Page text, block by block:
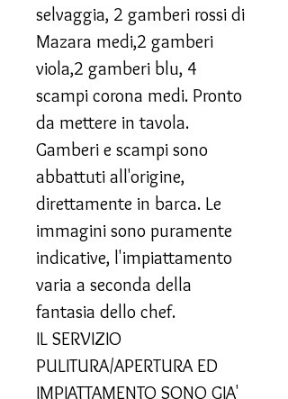
selvaggia, 2 gamberi rossi di
Mazara medi,2 gamberi
viola,2 gamberi blu, 4
scampi corona medi. Pronto
da mettere in tavola.
Gamberi e scampi sono
abbattuti all'origine,
direttamente in barca. Le
immagini sono puramente
indicative, l'impiattamento
varia a seconda della
fantasia dello chef.
IL SERVIZIO
PULITURA/APERTURA ED
IMPIATTAMENTO SONO GIA'